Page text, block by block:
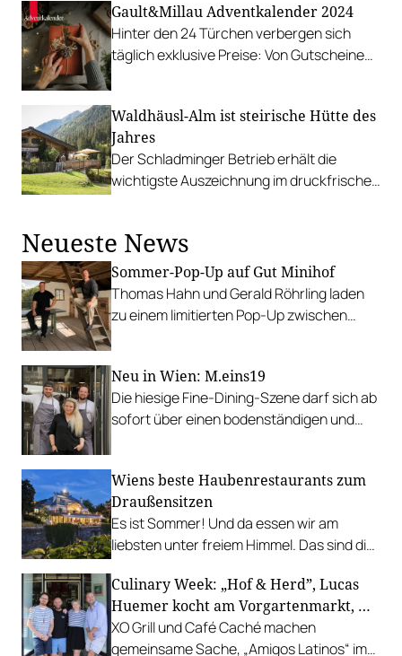
Gault&Millau Adventkalender 2024
Hinter den 24 Türchen verbergen sich
täglich exklusive Preise: Von Gutscheinen
Delikatessen und weiteren köstlichen
Überraschungen.
Waldhäusl-Alm ist steirische Hütte des
Jahres
Der Schladminger Betrieb erhält die
wichtigste Auszeichnung im druckfrischen
Neueste News
Sommer-Pop-Up auf Gut Minihof
Thomas Hahn und Gerald Röhrling laden
zu einem limitierten Pop-Up zwischen
Neu in Wien: M.eins19
Die hiesige Fine-Dining-Szene darf sich ab
sofort über einen bodenständigen und
Wiens beste Haubenrestaurants zum
Draußensitzen
Es ist Sommer! Und da essen wir am
liebsten unter freiem Himmel. Das sind die
Gastgarten.
Culinary Week: „Hof & Herd”, Lucas
Huemer kocht am Vorgartenmarkt, …
XO Grill und Café Caché machen
gemeinsame Sache, „Amigos Latinos“ im